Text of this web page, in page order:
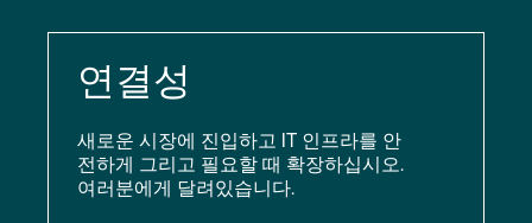
연결성
새로운 시장에 진입하고 IT 인프라를 안
전하게 그리고 필요할 때 확장하십시오.
여러분에게 달려있습니다.